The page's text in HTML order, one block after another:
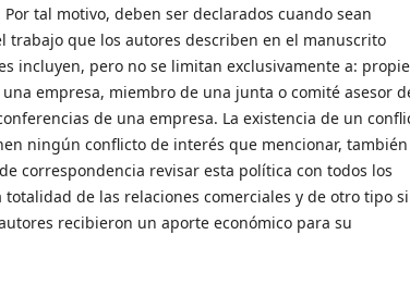
tal motivo, deben ser declarados cuando sean
que los autores describen en el manuscrito
incluyen, pero no se limitan exclusivamente a:
empresa, miembro de una junta o comité asesor
de una empresa. La existencia de un
ningún conflicto de interés que mencionar, también
correspondencia revisar esta política con todos los
de las relaciones comerciales y de otro tipo si
recibieron un aporte económico para su